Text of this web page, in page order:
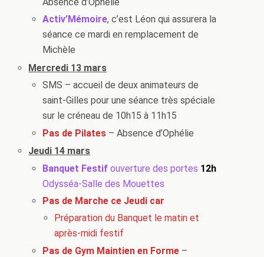
Activ’Mémoire, c’est Léon qui assurera la
séance ce mardi en remplacement de
Michèle
Mercredi 13 mars
SMS – accueil de deux animateurs de
saint-Gilles pour une séance très spéciale
sur le créneau de 10h15 à 11h15
Pas de Pilates – Absence d’Ophélie
Jeudi 14 mars
Banquet Festif ouverture des portes 12h
Odysséa-Salle des Mouettes
Pas de Marche ce Jeudi car
Préparation du Banquet le matin et
après-midi festif
Pas de Gym Maintien en Forme –